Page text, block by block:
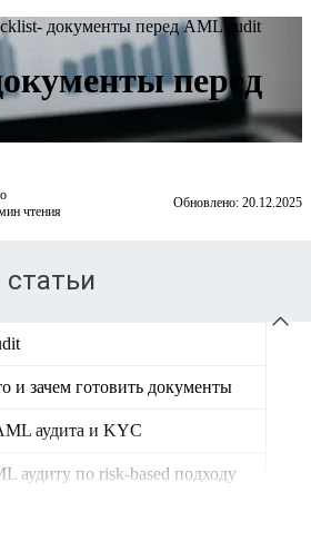
документы перед AML audit
перед
чтения
Обновлено: 20.12.2025
и зачем готовить документы
аудита и KYC
аудиту по risk-based подходу